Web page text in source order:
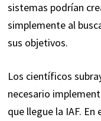
sistemas podrían
simplemente al
sus objetivos.
Los científicos
necesario
que llegue la IAF.